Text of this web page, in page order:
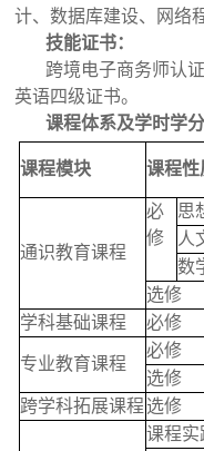
计、数据库建设、网络
技能证书：
跨境电子商务师认
英语四级证书。
课程体系及学时学
课程模块 课程性
通识教育课程
必
修
思
人
数
选修
学科基础课程
必修
专业教育课程
必修
选修
跨学科拓展课程 选修
课程实